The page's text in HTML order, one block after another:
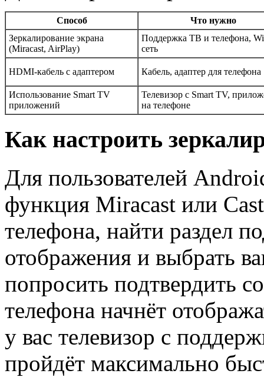
Способ
Что нужно
Зеркалирование экрана
(Miracast, AirPlay)
Поддержка ТВ и телефона,
сеть
HDMI-кабель с адаптером Кабель, адаптер для телефона
Использование Smart TV
приложений
Телевизор с Smart TV,
на телефоне
Как настроить
Для пользователей
функция Miracast или
телефона, найти раздел
отображения и выбрать
попросить подтвердить
телефона начнёт
у вас телевизор с
пройдёт максимально